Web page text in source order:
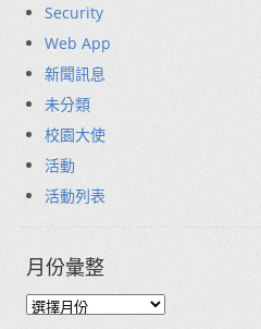
Security
Web App
新聞訊息
未分類
校園大使
活動
活動列表
月份彙整